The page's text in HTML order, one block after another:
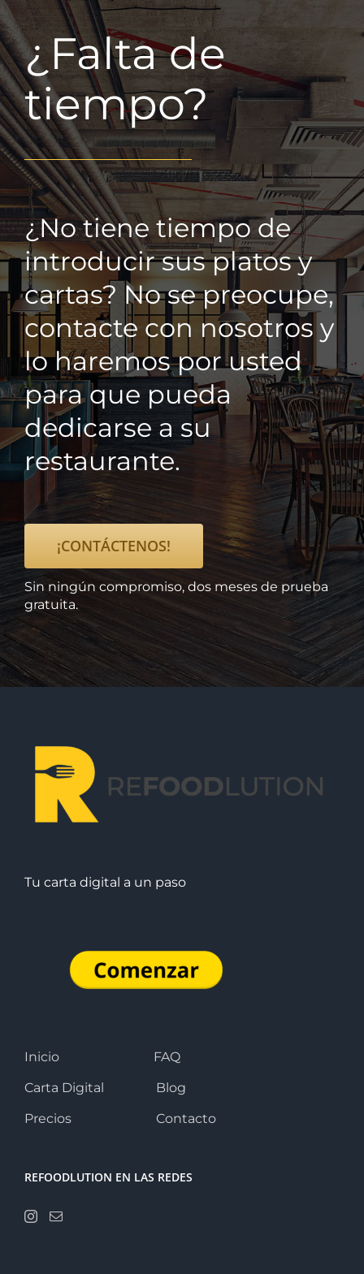
¿Falta de
tiempo?
¿No tiene tiempo de
introducir sus platos y
cartas? No se preocupe,
contacte con nosotros y
lo haremos por usted
para que pueda
dedicarse a su
restaurante.
¡CONTÁCTENOS!
Sin ningún compromiso, dos meses de prueba
gratuita.
Tu carta digital a un paso
Inicio
FAQ
Carta Digital
Blog
Precios
Contacto
REFOODLUTION EN LAS REDES